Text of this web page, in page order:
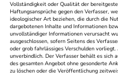
Vollständigkeit oder Qualität der
Haftungsansprüche gegen den Verfasser,
ideologischer Art beziehen, die durch die
dargebotenen Inhalte und Informationen
unvollständiger Informationen verursacht
ausgeschlossen, sofern Seitens des
oder grob fahrlässiges Verschulden
unverbindlich. Der Verfasser behält es sich
des gesamten Angebot ohne gesonderte
zu löschen oder die Veröffentlichung